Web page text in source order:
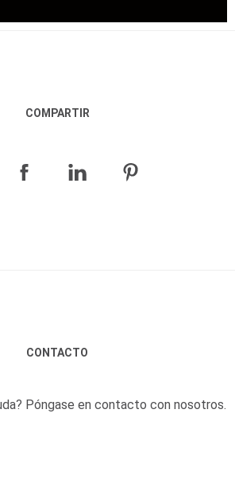
COMPARTIR
CONTACTO
Póngase en contacto con nosotros.